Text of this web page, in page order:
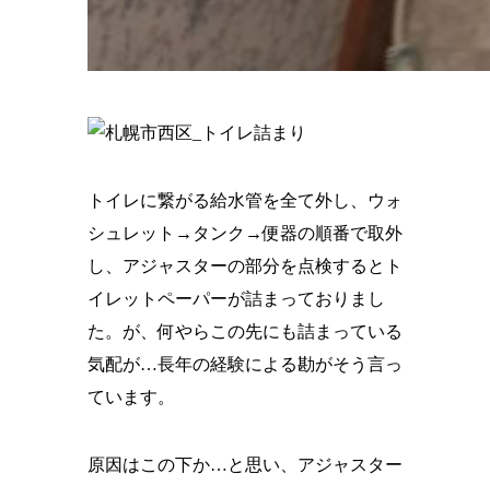
トイレに繋がる給水管を全て外し、ウォ
シュレット→タンク→便器の順番で取外
し、アジャスターの部分を点検するとト
イレットペーパーが詰まっておりまし
た。が、何やらこの先にも詰まっている
気配が…長年の経験による勘がそう言っ
ています。
原因はこの下か…と思い、アジャスター